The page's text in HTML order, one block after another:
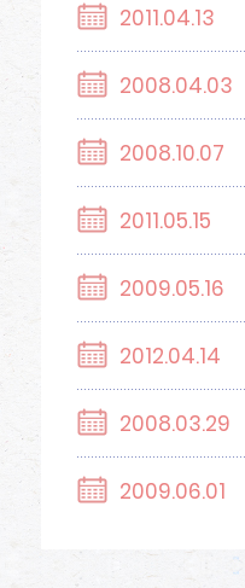
2011.04.13
2008.04.03
2008.10.07
2011.05.15
2009.05.16
2012.04.14
2008.03.29
2009.06.01